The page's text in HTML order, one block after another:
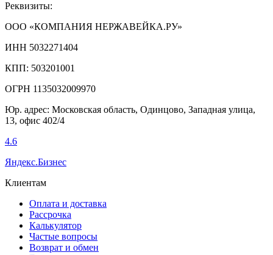
Реквизиты:
ООО «КОМПАНИЯ НЕРЖАВЕЙКА.РУ»
ИНН 5032271404
КПП: 503201001
ОГРН 1135032009970
Юр. адрес: Московская область, Одинцово, Западная улица,
13, офис 402/4
4.6
Яндекс.Бизнес
Клиентам
Оплата и доставка
Рассрочка
Калькулятор
Частые вопросы
Возврат и обмен